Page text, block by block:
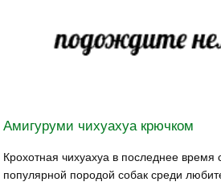
Амигуруми чихуахуа крючком
Крохотная чихуахуа в последнее время
популярной породой собак среди